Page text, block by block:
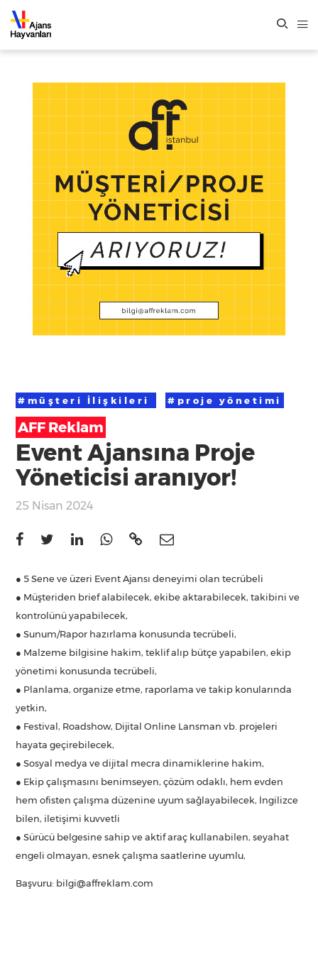
#müşteri İlişkileri #proje yönetimi
AFF Reklam
Event Ajansına Proje
Yöneticisi aranıyor!
25 Nisan 2024
● 5 Sene ve üzeri Event Ajansı deneyimi olan tecrübeli
● Müşteriden brief alabilecek, ekibe aktarabilecek, takibini ve
kontrolünü yapabilecek,
● Sunum/Rapor hazırlama konusunda tecrübeli,
● Malzeme bilgisine hakim, teklif alıp bütçe yapabilen, ekip
yönetimi konusunda tecrübeli,
● Planlama, organize etme, raporlama ve takip konularında
yetkin,
● Festival, Roadshow, Dijital Online Lansman vb. projeleri
hayata geçirebilecek,
● Sosyal medya ve dijital mecra dinamiklerine hakim,
● Ekip çalışmasını benimseyen, çözüm odaklı, hem evden
hem ofisten çalışma düzenine uyum sağlayabilecek, İngilizce
bilen, iletişimi kuvvetli
● Sürücü belgesine sahip ve aktif araç kullanabilen, seyahat
engeli olmayan, esnek çalışma saatlerine uyumlu,
Başvuru: bilgi@affreklam.com